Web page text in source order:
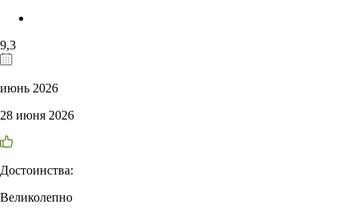
9,3
июнь 2026
28 июня 2026
Достоинства:
Великолепно